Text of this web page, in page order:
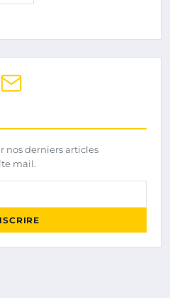
nos derniers articles
mail.